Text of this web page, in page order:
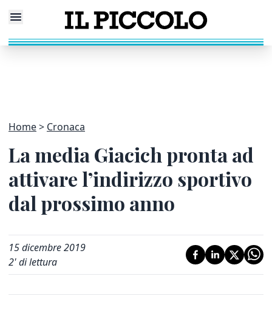
Home Cronaca
La media Giacich pronta ad
attivare l’indirizzo sportivo
dal prossimo anno
15 dicembre 2019
2' di lettura